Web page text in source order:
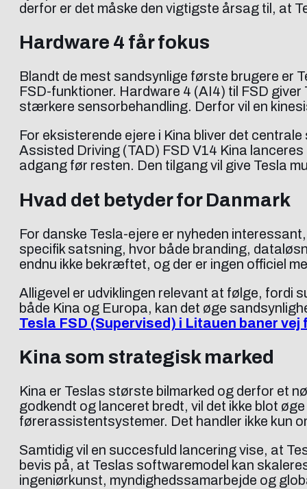
derfor er det måske den vigtigste årsag til, at
Hardware 4 får fokus
Blandt de mest sandsynlige første brugere er
FSD-funktioner. Hardware 4 (AI4) til FSD
stærkere sensorbehandling. Derfor vil en
For eksisterende ejere i Kina bliver det
Assisted Driving (TAD) FSD V14 Kina
adgang før resten. Den tilgang vil give Tesla
Hvad det betyder for Danmark
For danske Tesla-ejere er nyheden
specifik satsning, hvor både branding,
endnu ikke bekræftet, og der er ingen officiel
Alligevel er udviklingen relevant at følge, fordi
både Kina og Europa, kan det øge
Tesla FSD (Supervised) i Litauen baner vej
Kina som strategisk marked
Kina er Teslas største bilmarked og derfor et
godkendt og lanceret bredt, vil det ikke blot
førerassistentsystemer. Det handler ikke kun
Samtidig vil en succesfuld lancering vise, at
bevis på, at Teslas softwaremodel kan
ingeniørkunst, myndighedssamarbejde og